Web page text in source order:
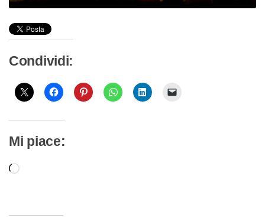
Condividi:
Mi piace:
Caricamento